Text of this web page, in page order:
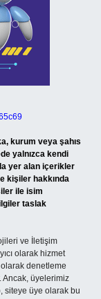
kurum veya şahıs
yalnızca kendi
yer alan içerikler
kişiler hakkında
ile isim
taslak
ve İletişim
olarak hizmet
denetleme
Ancak, üyelerimiz
siteye üye olarak bu